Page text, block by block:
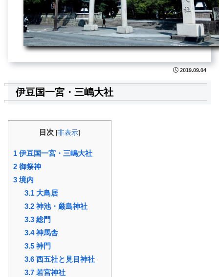
2019.09.04
伊豆国一宮・三嶋大社
目次 [非表示]
1 伊豆国一宮・三嶋大社
2 御祭神
3境内
3.1大鳥居
3.2神池・厳島神社
3.3総門
3.4神馬舎
3.5神門
3.6西五社と見目神社
3.7若宮神社